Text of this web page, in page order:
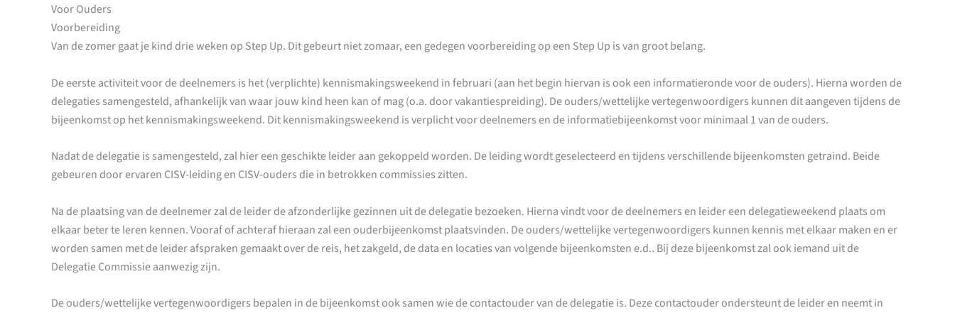
Voor Ouders
Voorbereiding
Van de zomer gaat je kind drie weken op Step Up. Dit gebeurt niet zomaar, een gedegen voorbereiding op een Step Up is van groot belang.
De eerste activiteit voor de deelnemers is het (verplichte) kennismakingsweekend in februari (aan het begin hiervan is ook een informatieronde voor de ouders). Hierna worden de
delegaties samengesteld, afhankelijk van waar jouw kind heen kan of mag (o.a. door vakantiespreiding). De ouders/wettelijke vertegenwoordigers kunnen dit aangeven tijdens de
bijeenkomst op het kennismakingsweekend. Dit kennismakingsweekend is verplicht voor deelnemers en de informatiebijeenkomst voor minimaal 1 van de ouders.
Nadat de delegatie is samengesteld, zal hier een geschikte leider aan gekoppeld worden. De leiding wordt geselecteerd en tijdens verschillende bijeenkomsten getraind. Beide
gebeuren door ervaren CISV-leiding en CISV-ouders die in betrokken commissies zitten.
Na de plaatsing van de deelnemer zal de leider de afzonderlijke gezinnen uit de delegatie bezoeken. Hierna vindt voor de deelnemers en leider een delegatieweekend plaats om
elkaar beter te leren kennen. Vooraf of achteraf hieraan zal een ouderbijeenkomst plaatsvinden. De ouders/wettelijke vertegenwoordigers kunnen kennis met elkaar maken en er
worden samen met de leider afspraken gemaakt over de reis, het zakgeld, de data en locaties van volgende bijeenkomsten e.d.. Bij deze bijeenkomst zal ook iemand uit de
Delegatie Commissie aanwezig zijn.
De ouders/wettelijke vertegenwoordigers bepalen in de bijeenkomst ook samen wie de contactouder van de delegatie is. Deze contactouder ondersteunt de leider en neemt in